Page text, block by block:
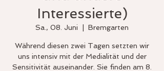
Interessierte)
Sa., 08. Juni Bremgarten
Während diesen zwei Tagen setzten wir
uns intensiv mit der Medialität und der
Sensitivität auseinander. Sie finden am 8.